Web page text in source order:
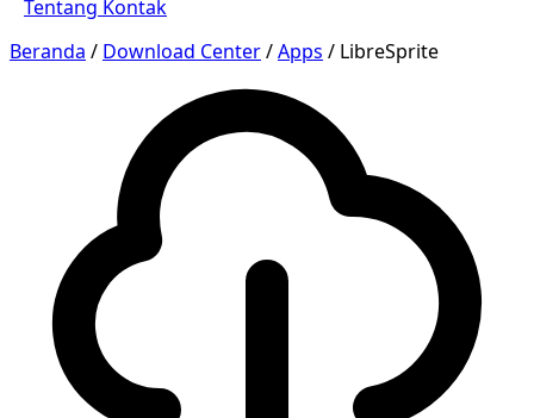
Tentang Kontak
Beranda / Download Center/Apps / LibreSprite